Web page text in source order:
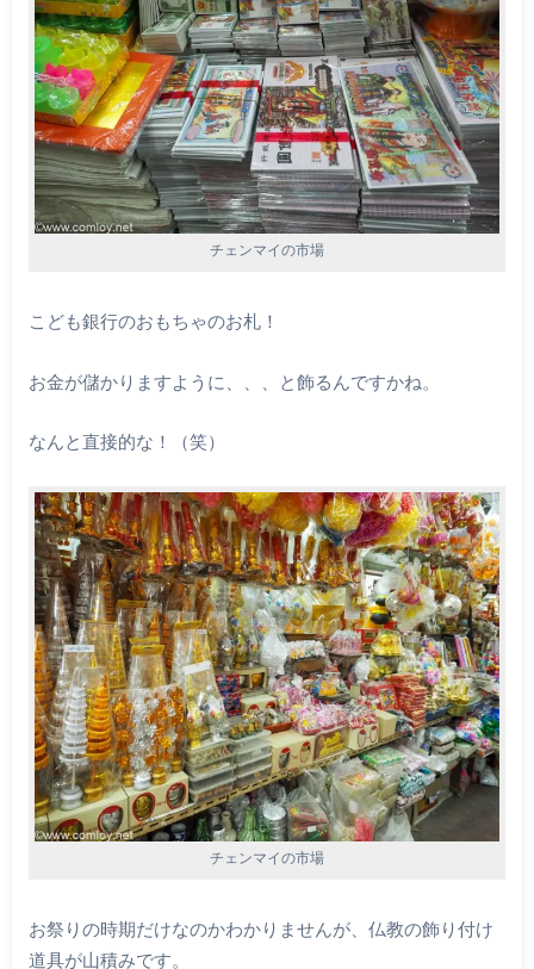
チェンマイの市場
こども銀行のおもちゃのお札！
お金が儲かりますように、、、と飾るんですかね。
なんと直接的な！（笑）
チェンマイの市場
お祭りの時期だけなのかわかりませんが、仏教の飾り付け
道具が山積みです。